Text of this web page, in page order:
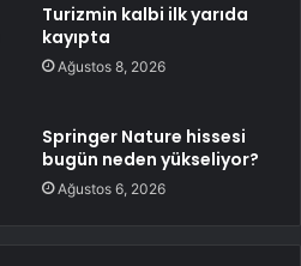
Turizmin kalbi ilk yarıda
kayıpta
Ağustos 8, 2026
Springer Nature hissesi
bugün neden yükseliyor?
Ağustos 6, 2026